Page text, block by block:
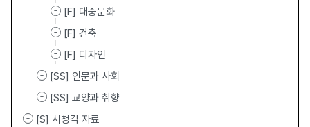
[F] 대중문화
[F] 건축
[F] 디자인
[SS] 인문과 사회
[SS] 교양과 취향
[S] 시청각 자료